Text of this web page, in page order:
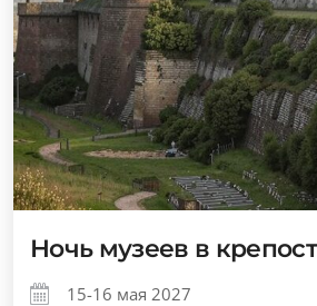
Ночь музеев в
15-16 мая 2027